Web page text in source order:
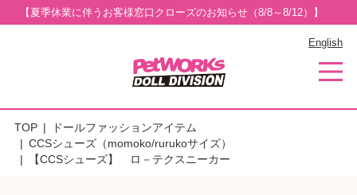
【夏季休業に伴うお客様窓口クローズのお知らせ（8/8～8/12）】
English
TOP
ドールファッションアイテム
CCSシューズ（momoko/rurukoサイズ）
【CCSシューズ】 ロ－テクスニーカー